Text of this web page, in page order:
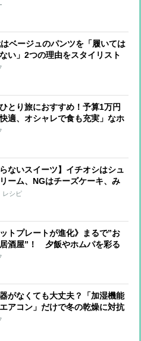
ベージュのパンツを「履いては
い」2つの理由をスタイリスト
とり旅におすすめ！予算1万円
適、オシャレで食も充実」なホ
旅行ジャーナリストが厳選
らないスイーツ】イチオシはシュ
ーム、NGはチーズケーキ、み
団子
レシピ
ットプレートが進化》まるで”お
酒屋”！ 夕飯やホムパを彩る
理家電の最新事情を家電ライタ
がなくても大丈夫？「加湿機能
アコン」だけで冬の乾燥に対抗
か、家電ライターが解説